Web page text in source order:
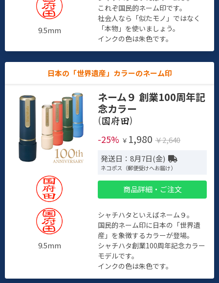
9.5mm
これぞ国民的ネーム印です。
社会人なら「似たモノ」ではなく
「本物」を使いましょう。
インクの色は朱色です。
日本の「世界遺産」カラーのネーム印
9.5mm
ネーム９ 創業100周年記
念カラー
(
)
-25% ￥ 1,980 ￥2,640
発送日：8月7日(金)
ネコポス（郵便受けへお届け）
商品詳細・ご注文
シャチハタといえばネーム９。
国民的ネーム印に日本の「世界遺
産」を象徴するカラーが登場。
シャチハタ創業100周年記念カラー
モデルです。
インクの色は朱色です。